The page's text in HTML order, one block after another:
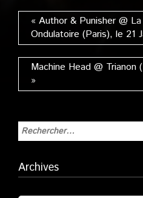
« Author & Punisher @
Ondulatoire (Paris), le 21
Machine Head @ Trianon
»
Archives